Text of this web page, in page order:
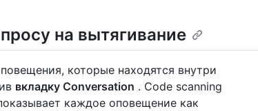
на вытягивание
которые находятся внутри
вкладку Conversation . Code scanning
каждое оповещение как